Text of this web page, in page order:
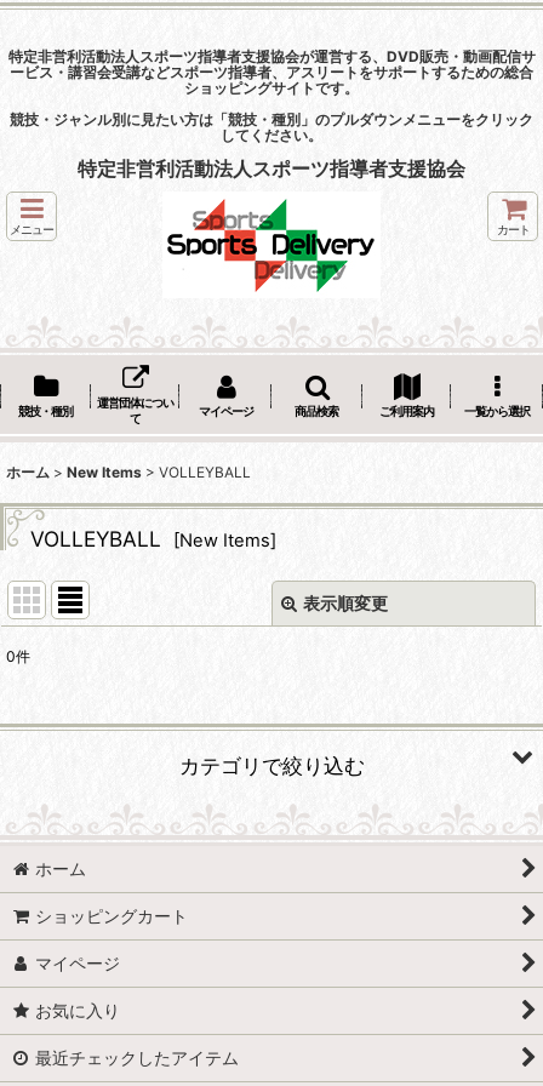
特定非営利活動法人スポーツ指導者支援協会が運営する、DVD販売・動画配信サ
ービス・講習会受講などスポーツ指導者、アスリートをサポートするための総合
ショッピングサイトです。
競技・ジャンル別に見たい方は「競技・種別」のプルダウンメニューをクリック
してください。
特定非営利活動法人スポーツ指導者支援協会
メニュー カート
競技・種別
運営団体につい
て
マイページ 商品検索 ご利用案内 一覧から選択
ホーム > New Items > VOLLEYBALL
VOLLEYBALL [New Items]
表示順変更
サブカテゴリ
並び順:
絞り込む
0件
カテゴリで絞り込む
VOLLEYBALL (全商品)
バレーボールへの導き〜子どもたちへのアクションプラン
ホーム
ショッピングカート
マイページ
お気に入り
最近チェックしたアイテム